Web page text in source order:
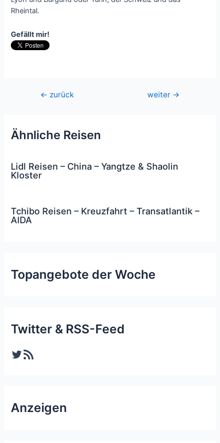
Rheintal.
Gefällt mir!
Beitragsnavigation
← zurück weiter →
Ähnliche Reisen
Lidl Reisen – China – Yangtze & Shaolin
Kloster
Tchibo Reisen – Kreuzfahrt – Transatlantik –
AIDA
Topangebote der Woche
Twitter & RSS-Feed
Twitter RSS-Feed
Anzeigen